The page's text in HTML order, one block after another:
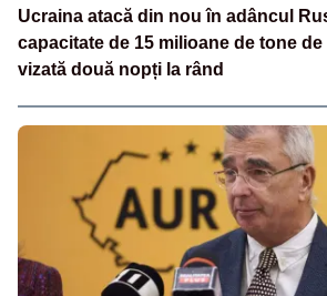
Ucraina atacă din nou în adâncul
capacitate de 15 milioane de tone
vizată două nopți la rând